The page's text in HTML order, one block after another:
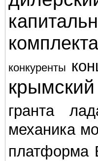
конкуренты
гранта
механика
платформа